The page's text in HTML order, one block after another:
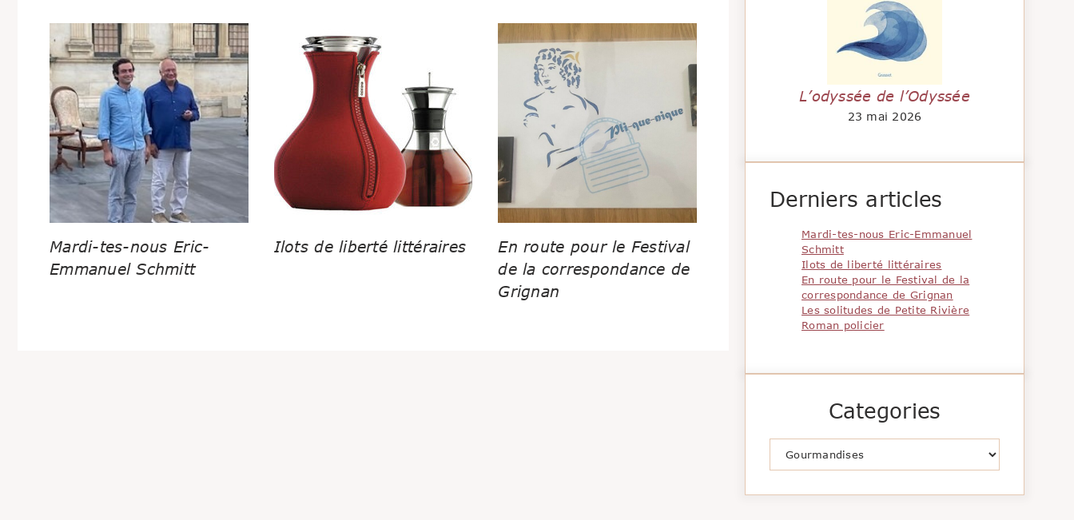
Mardi-tes-nous Eric-
Emmanuel Schmitt
Ilots de liberté littéraires
En route pour le Festival
de la correspondance de
Grignan
L’odyssée de l’Odyssée
23 mai 2026
Derniers articles
Mardi-tes-nous Eric-Emmanuel
Schmitt
Ilots de liberté littéraires
En route pour le Festival de la
correspondance de Grignan
Les solitudes de Petite Rivière
Roman policier
Categories